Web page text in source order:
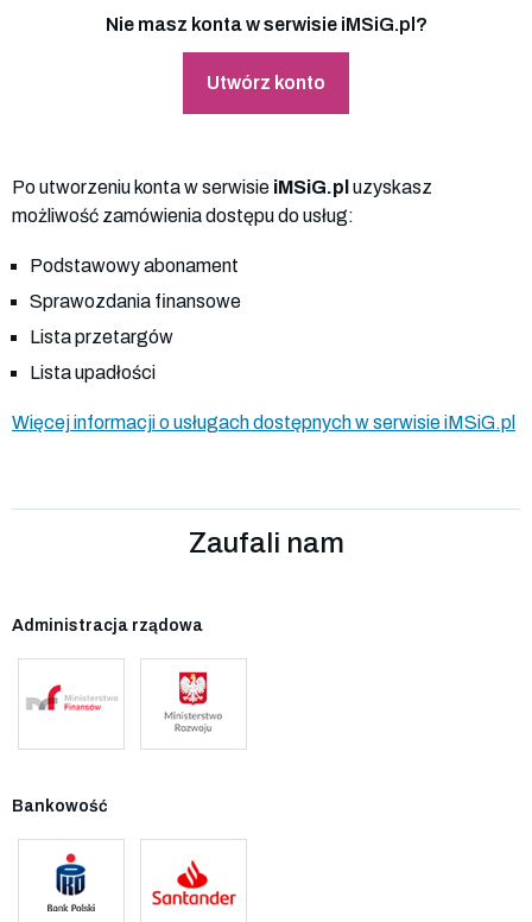
Nie masz konta w serwisie iMSiG.pl?
Utwórz konto
Po utworzeniu konta w serwisie iMSiG.pl uzyskasz
możliwość zamówienia dostępu do usług:
Podstawowy abonament
Sprawozdania finansowe
Lista przetargów
Lista upadłości
Więcej informacji o usługach dostępnych w serwisie iMSiG.pl
Zaufali nam
Administracja rządowa
Bankowość